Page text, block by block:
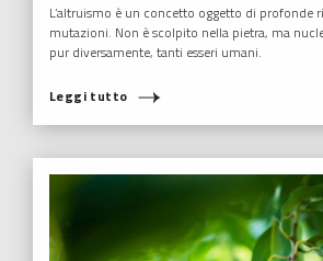
L’altruismo è un concetto oggetto di profonde
mutazioni. Non è scolpito nella pietra, ma
pur diversamente, tanti esseri umani.
Leggi tutto